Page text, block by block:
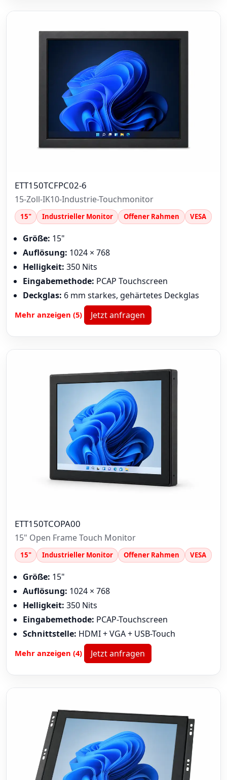
ETT150TCFPC02-6
15-Zoll-IK10-Industrie-Touchmonitor
15" Industrieller Monitor Offener Rahmen VESA
Größe: 15"
Auflösung: 1024 × 768
Helligkeit: 350 Nits
Eingabemethode: PCAP Touchscreen
Deckglas: 6 mm starkes, gehärtetes Deckglas
Mehr anzeigen (5) Jetzt anfragen
ETT150TCOPA00
15" Open Frame Touch Monitor
15" Industrieller Monitor Offener Rahmen VESA
Größe: 15"
Auflösung: 1024 × 768
Helligkeit: 350 Nits
Eingabemethode: PCAP-Touchscreen
Schnittstelle: HDMI + VGA + USB-Touch
Mehr anzeigen (4) Jetzt anfragen